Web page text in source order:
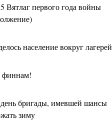
Вятлаг первого года войны
население вокруг лагерей
финнам!
бригады, имевшей шансы
зиму